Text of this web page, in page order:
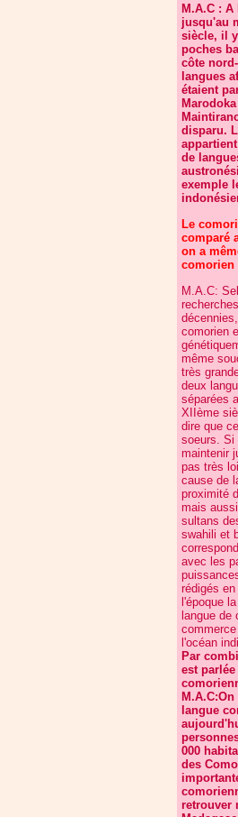
M.A.C : A
jusqu'au
siècle, il
poches
côte
langues
étaient
disparu.
de
exemple
Le
comparé
on a
comorien
M.A.C:
comorien
même
très
deux
séparées
XIIème
dire que
soeurs. Si
maintenir
pas très
cause de
proximité
mais
sultans
swahili et
avec les
rédigés
l'époque
langue de
l'océan
Par
est
langue
000
des
retrouver